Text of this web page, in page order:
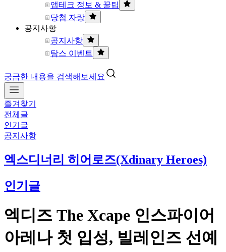
앱테크 정보 & 꿀팁
당첨 자랑
공지사항
공지사항
탐스 이벤트
궁금한 내용을 검색해보세요
즐겨찾기
전체글
인기글
공지사항
엑스디너리 히어로즈(Xdinary Heroes)
인기글
엑디즈 The Xcape 인스파이어
아레나 첫 입성, 빌레인즈 선예